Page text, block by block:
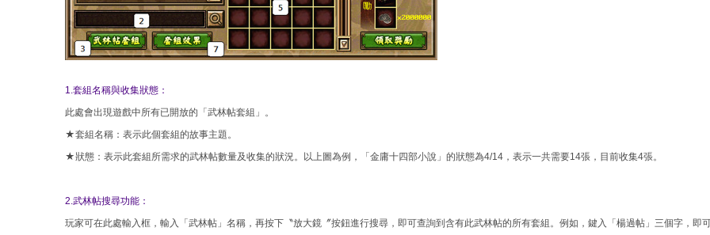
1.套組名稱與收集狀態：
此處會出現遊戲中所有已開放的「武林帖套組」。
★套組名稱：表示此個套組的故事主題。
★狀態：表示此套組所需求的武林帖數量及收集的狀況。以上圖為例，「金庸十四部小說」的狀態為4/14，表示一共需要14張，目前收集4張。
2.武林帖搜尋功能：
玩家可在此處輸入框，輸入「武林帖」名稱，再按下〝放大鏡〞按鈕進行搜尋，即可查詢到含有此武林帖的所有套組。例如，鍵入「楊過帖」三個字，即